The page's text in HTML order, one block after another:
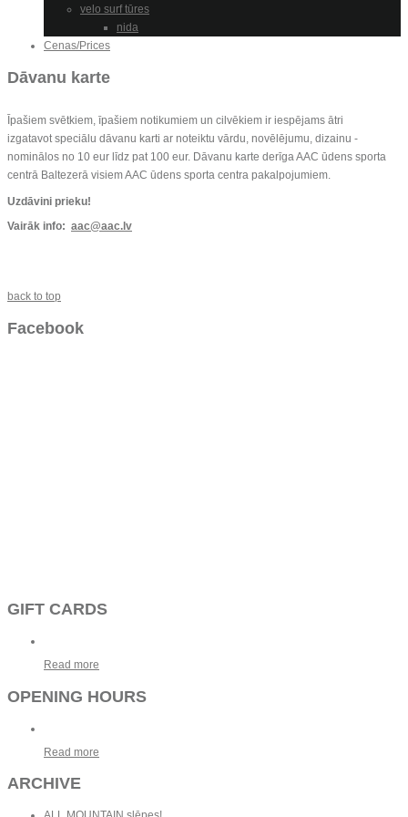
velo surf tūres
nida
Cenas/Prices
Dāvanu karte
Īpašiem svētkiem, īpašiem notikumiem un cilvēkiem ir iespējams ātri
izgatavot speciālu dāvanu karti ar noteiktu vārdu, novēlējumu, dizainu -
nominālos no 10 eur līdz pat 100 eur. Dāvanu karte derīga AAC ūdens sporta
centrā Baltezerā visiem AAC ūdens sporta centra pakalpojumiem.
Uzdāvini prieku!
Vairāk info: aac@aac.lv
back to top
Facebook
GIFT CARDS
Read more
OPENING HOURS
Read more
ARCHIVE